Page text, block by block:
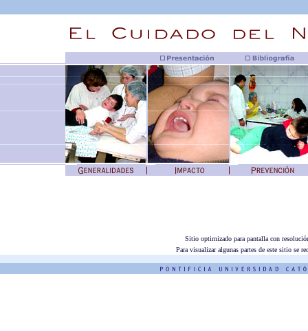
Sitio optimizado para pantalla con
Para visualizar algunas partes de este sitio se